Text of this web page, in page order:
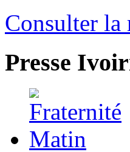
Consulter
Presse